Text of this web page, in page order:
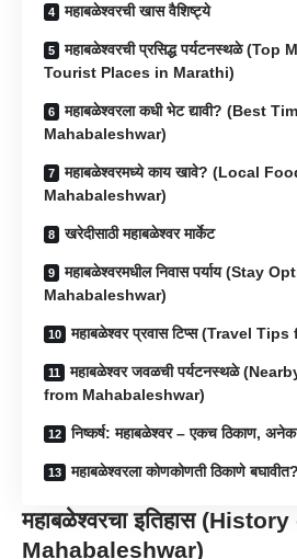
महाबळेश्वरची खास वैशिष्ट्ये
महाबळेश्वरची प्रसिद्ध पर्यटनस्थळे
Tourist Places in Marathi)
महाबळेश्वरला कधी भेट द्यावी? (Best
Mahabaleshwar)
महाबळेश्वरमध्ये काय खावे? (Local
Mahabaleshwar)
खरेदीसाठी महाबळेश्वर मार्केट
महाबळेश्वरमधील निवास पर्याय (Stay
Mahabaleshwar)
महाबळेश्वर प्रवास टिप्स (Travel
महाबळेश्वर जवळची पर्यटनस्थळे
from Mahabaleshwar)
निष्कर्ष: महाबळेश्वर – एकच ठिकाण,
महाबळेश्वरला कोणकोणती ठिकाणे बघावीत?
महाबळेश्वरचा इतिहास
Mahabaleshwar)